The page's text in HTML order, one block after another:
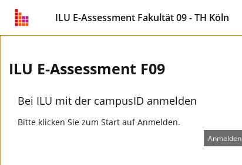
ILU E-Assessment Fakultät 09 - TH Köln
ILU E-Assessment F09
Bei ILU mit der campusID anmelden
Bitte klicken Sie zum Start auf Anmelden.
Anmelden